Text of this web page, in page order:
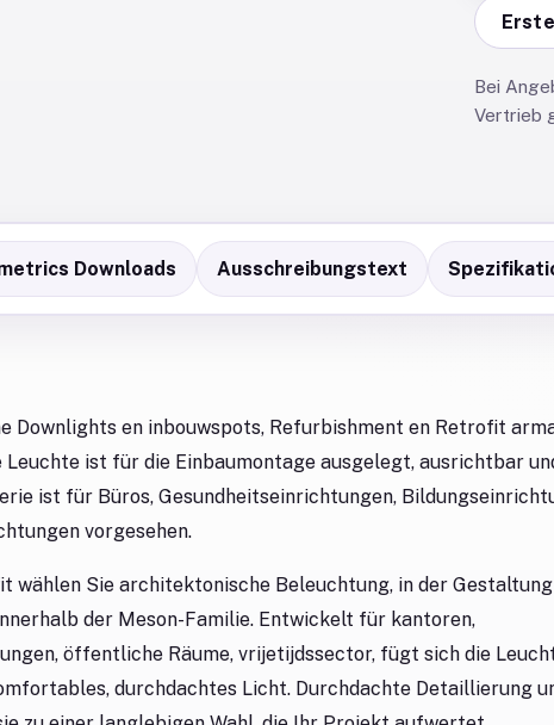
Bei
Vertrieb
Downloads Ausschreibungstext
Downlights en inbouwspots, Refurbishment en Retrofit
Leuchte ist für die Einbaumontage ausgelegt, ausrichtbar
ist für Büros, Gesundheitseinrichtungen,
vorgesehen.
wählen Sie architektonische Beleuchtung, in der Gestaltung
der Meson-Familie. Entwickelt für kantoren,
öffentliche Räume, vrijetijdssector, fügt sich die
durchdachtes Licht. Durchdachte Detaillierung